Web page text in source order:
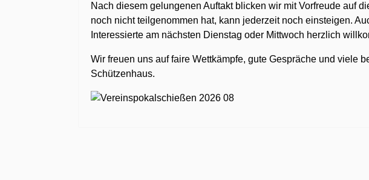
Nach diesem gelungenen Auftakt blicken wir mit Vorfreude auf
noch nicht teilgenommen hat, kann jederzeit noch einsteigen.
Interessierte am nächsten Dienstag oder Mittwoch herzlich
Wir freuen uns auf faire Wettkämpfe, gute Gespräche und viele
Schützenhaus.